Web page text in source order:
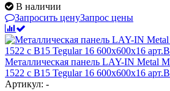
В наличии
Запросить ценуЗапрос цены
Металлическая панель LAY-IN Metal
1522 с В15 Tegular 16 600x600x16
Артикул: -